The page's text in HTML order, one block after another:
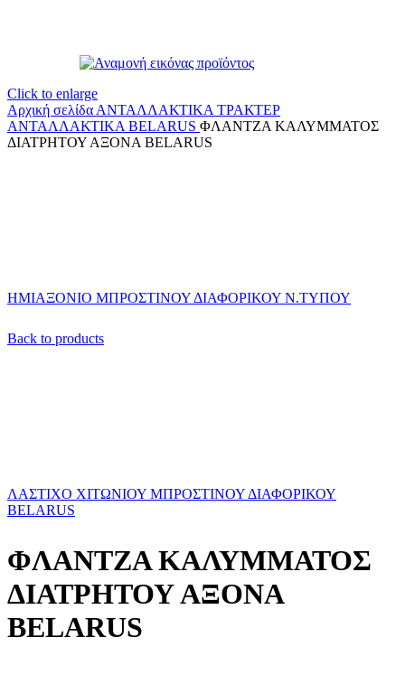
Click to enlarge
Αρχική σελίδα ΑΝΤΑΛΛΑΚΤΙΚΑ ΤΡΑΚΤΕΡ
ΑΝΤΑΛΛΑΚΤΙΚΑ BELARUS ΦΛΑΝΤΖΑ ΚΑΛΥΜΜΑΤΟΣ
ΔΙΑΤΡΗΤΟΥ ΑΞΟΝΑ BELARUS
ΗΜΙΑΞΟΝΙΟ ΜΠΡΟΣΤΙΝΟΥ ΔΙΑΦΟΡΙΚΟΥ Ν.ΤΥΠΟΥ
Back to products
ΛΑΣΤΙΧΟ ΧΙΤΩΝΙΟΥ ΜΠΡΟΣΤΙΝΟΥ ΔΙΑΦΟΡΙΚΟΥ
BELARUS
ΦΛΑΝΤΖΑ ΚΑΛΥΜΜΑΤΟΣ
ΔΙΑΤΡΗΤΟΥ ΑΞΟΝΑ
BELARUS